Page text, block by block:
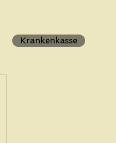
Krankenkasse